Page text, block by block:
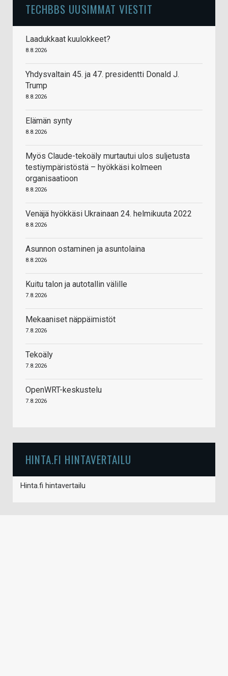
TECHBBS UUSIMMAT VIESTIT
Laadukkaat kuulokkeet?
8.8.2026
Yhdysvaltain 45. ja 47. presidentti Donald J.
Trump
8.8.2026
Elämän synty
8.8.2026
Myös Claude-tekoäly murtautui ulos suljetusta
testiympäristöstä – hyökkäsi kolmeen
organisaatioon
8.8.2026
Venäjä hyökkäsi Ukrainaan 24. helmikuuta 2022
8.8.2026
Asunnon ostaminen ja asuntolaina
8.8.2026
Kuitu talon ja autotallin välille
7.8.2026
Mekaaniset näppäimistöt
7.8.2026
Tekoäly
7.8.2026
OpenWRT-keskustelu
7.8.2026
HINTA.FI HINTAVERTAILU
Hinta.fi hintavertailu